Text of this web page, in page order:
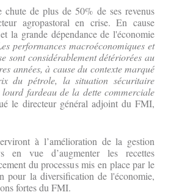
de plus de 50% de ses revenus
agropastoral en crise. En cause
la grande dépendance de l'économie
performances macroéconomiques et
sont considérablement détériorées au
années, à cause du contexte marqué
du pétrole, la situation sécuritaire
fardeau de la dette commerciale
le directeur général adjoint du FMI,
à l’amélioration de la gestion
en vue d’augmenter les recettes
du processus mis en place par le
pour la diversification de l'économie,
fortes du FMI.